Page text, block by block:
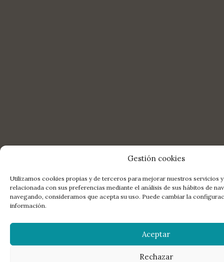
Gestión cookies
Utilizamos cookies propias y de terceros para mejorar nuestros servicios
relacionada con sus preferencias mediante el análisis de sus hábitos de
navegando, consideramos que acepta su uso. Puede cambiar la
información.
Aceptar
Rechazar